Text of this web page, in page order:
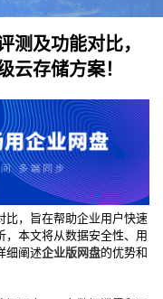
测及功能对比，
存储方案！
比，旨在帮助企业用户快速
本文将从数据安全性、用
细阐述企业版网盘的优势和